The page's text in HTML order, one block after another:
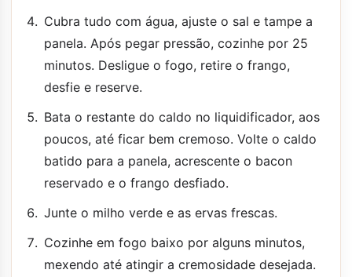
Cubra tudo com água, ajuste o sal e tampe a
panela. Após pegar pressão, cozinhe por 25
minutos. Desligue o fogo, retire o frango,
desfie e reserve.
Bata o restante do caldo no liquidificador, aos
poucos, até ficar bem cremoso. Volte o caldo
batido para a panela, acrescente o bacon
reservado e o frango desfiado.
Junte o milho verde e as ervas frescas.
Cozinhe em fogo baixo por alguns minutos,
mexendo até atingir a cremosidade desejada.